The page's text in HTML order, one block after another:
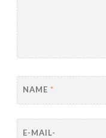
NAME *
E-MAIL-